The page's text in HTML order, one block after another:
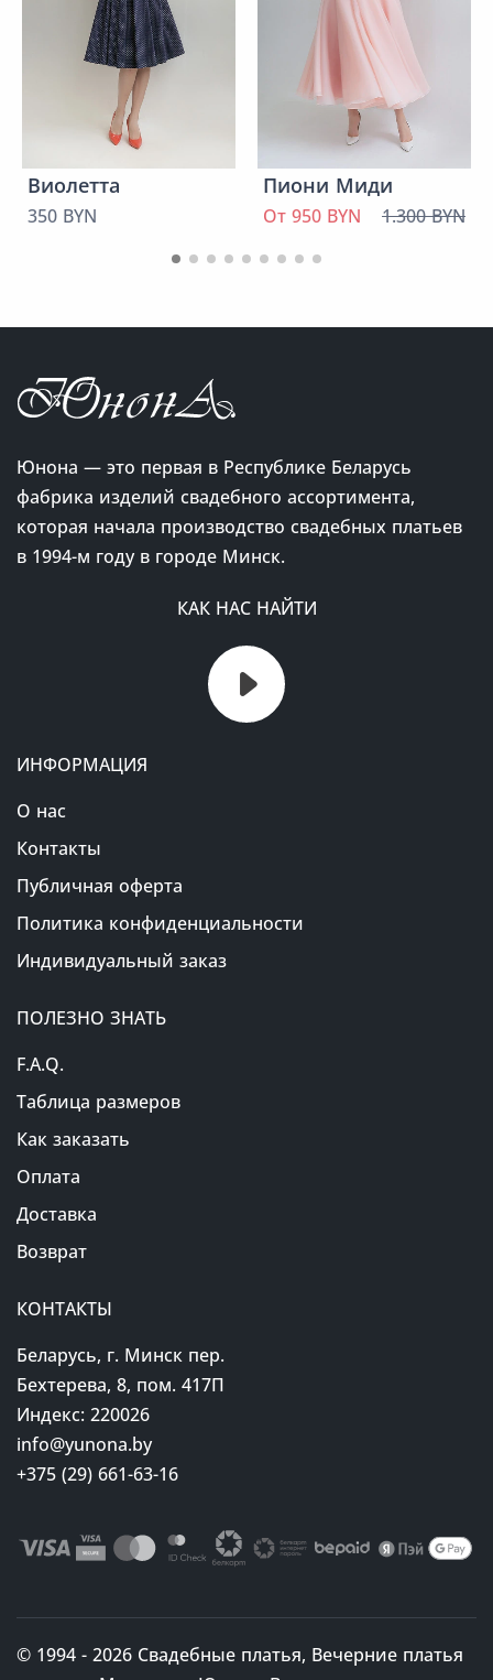
Виолетта
350 BYN
Пиони Миди
От 950 BYN 1.300 BYN
Юнона — это первая в Республике Беларусь
фабрика изделий свадебного ассортимента,
которая начала производство свадебных платьев
в 1994-м году в городе Минск.
КАК НАС НАЙТИ
ИНФОРМАЦИЯ
О нас
Контакты
Публичная оферта
Политика конфиденциальности
Индивидуальный заказ
ПОЛЕЗНО ЗНАТЬ
F.A.Q.
Таблица размеров
Как заказать
Оплата
Доставка
Возврат
КОНТАКТЫ
Беларусь, г. Минск пер.
Бехтерева, 8, пом. 417П
Индекс: 220026
info@yunona.by
+375 (29) 661-63-16
© 1994 - 2026 Свадебные платья, Вечерние платья